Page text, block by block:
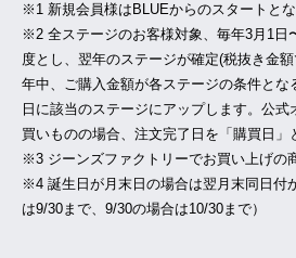
※1 新規会員様はBLUEからのスタートとな
※2 全ステージのお客様対象、毎年3月1日
度とし、翌年のステージが確定(税抜き金
年中、ご購入金額が各ステージの条件とな
日に該当のステージにアップします。公
買いものの場合、注文完了日を「購買日」
※3 ジーンズファクトリーでお買い上げの
※4 誕生日が月末日の場合は翌月末同日付
は9/30まで、9/30の場合は10/30まで）